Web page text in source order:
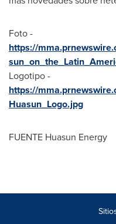
Foto -
https://
Logotipo -
https://
Huasun_Logo.jpg
FUENTE Huasun Energy